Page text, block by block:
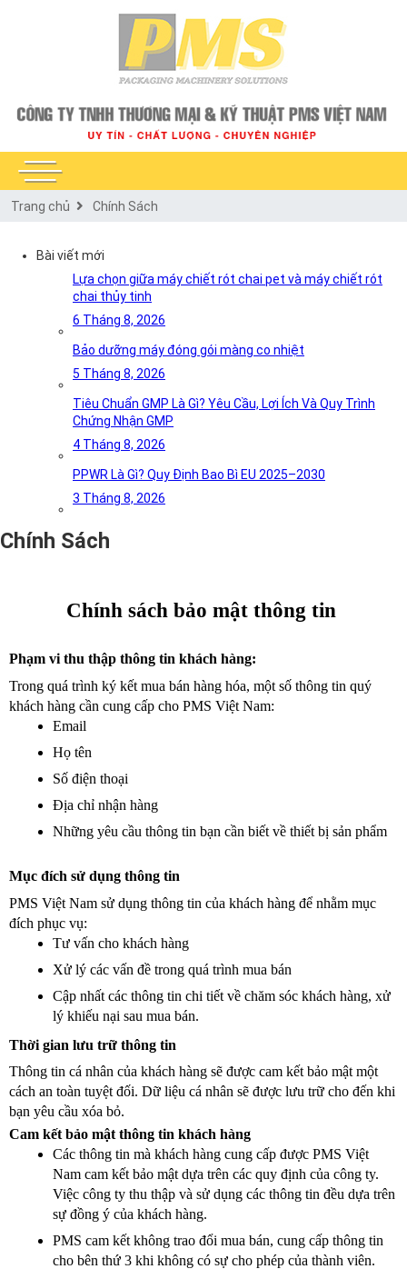
Trang chủ Chính Sách
Chính Sách
Chính sách bảo mật thông tin
Phạm vi thu thập thông tin khách hàng:
Trong quá trình ký kết mua bán hàng hóa, một số thông tin quý
khách hàng cần cung cấp cho PMS Việt Nam:
Email
Họ tên
Số điện thoại
Địa chỉ nhận hàng
Những yêu cầu thông tin bạn cần biết về thiết bị sản phẩm
Mục đích sử dụng thông tin
PMS Việt Nam sử dụng thông tin của khách hàng để nhằm mục
đích phục vụ:
Tư vấn cho khách hàng
Xử lý các vấn đề trong quá trình mua bán
Cập nhất các thông tin chi tiết về chăm sóc khách hàng, xử
lý khiếu nại sau mua bán.
Thời gian lưu trữ thông tin
Thông tin cá nhân của khách hàng sẽ được cam kết bảo mật một
cách an toàn tuyệt đối. Dữ liệu cá nhân sẽ được lưu trữ cho đến khi
bạn yêu cầu xóa bỏ.
Cam kết bảo mật thông tin khách hàng
Các thông tin mà khách hàng cung cấp được PMS Việt
Nam cam kết bảo mật dựa trên các quy định của công ty.
Việc công ty thu thập và sử dụng các thông tin đều dựa trên
sự đồng ý của khách hàng.
PMS cam kết không trao đổi mua bán, cung cấp thông tin
cho bên thứ 3 khi không có sự cho phép của thành viên.
Bài viết mới
Lựa chọn giữa máy chiết rót chai pet và máy chiết rót
chai thủy tinh
6 Tháng 8, 2026
Bảo dưỡng máy đóng gói màng co nhiệt
5 Tháng 8, 2026
Tiêu Chuẩn GMP Là Gì? Yêu Cầu, Lợi Ích Và Quy Trình
Chứng Nhận GMP
4 Tháng 8, 2026
PPWR Là Gì? Quy Định Bao Bì EU 2025–2030
3 Tháng 8, 2026